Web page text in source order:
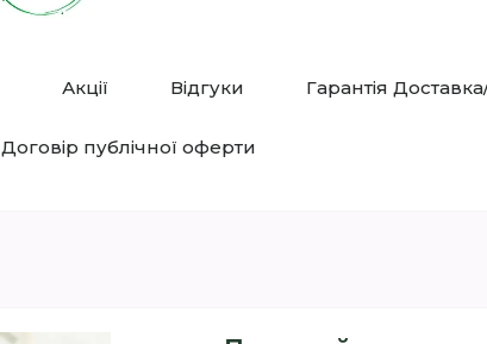
Акції Відгуки Гарантія
Договір публічної оферти